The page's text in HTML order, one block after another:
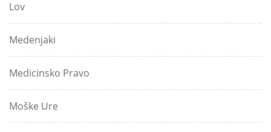
Lov
Medenjaki
Medicinsko Pravo
Moške Ure